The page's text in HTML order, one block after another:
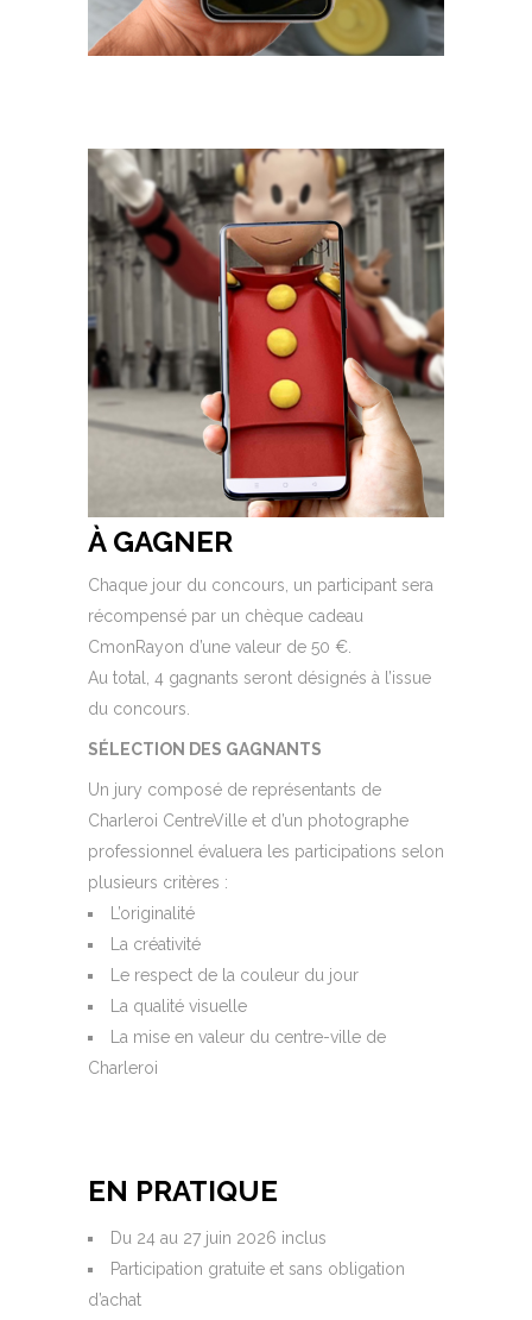
À GAGNER
Chaque jour du concours, un participant sera
récompensé par un chèque cadeau
CmonRayon d’une valeur de 50 €.
Au total, 4 gagnants seront désignés à l’issue
du concours.
SÉLECTION DES GAGNANTS
Un jury composé de représentants de
Charleroi CentreVille et d’un photographe
professionnel évaluera les participations selon
plusieurs critères :
L’originalité
La créativité
Le respect de la couleur du jour
La qualité visuelle
La mise en valeur du centre-ville de
Charleroi
EN PRATIQUE
Du 24 au 27 juin 2026 inclus
Participation gratuite et sans obligation
d’achat